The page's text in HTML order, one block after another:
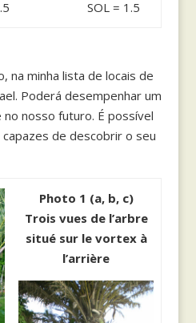
SOL = 1.5
na minha lista de locais de
Poderá desempenhar um
nosso futuro. É possível
de descobrir o seu
Photo 1 (a, b, c)
Trois vues de l’arbre
situé sur le vortex à
l’arrière